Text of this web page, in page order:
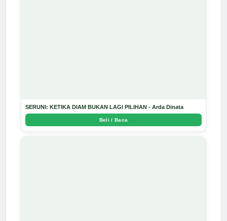
SERUNI: KETIKA DIAM BUKAN LAGI PILIHAN - Arda Dinata
Beli / Baca